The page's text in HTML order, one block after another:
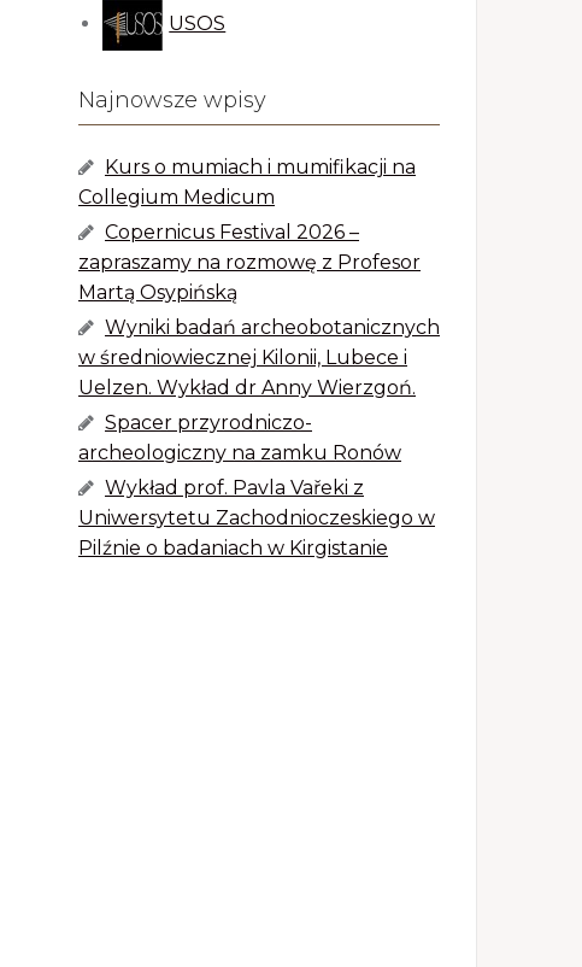
USOS
Najnowsze wpisy
Kurs o mumiach i mumifikacji na
Collegium Medicum
Copernicus Festival 2026 –
zapraszamy na rozmowę z Profesor
Martą Osypińską
Wyniki badań archeobotanicznych
w średniowiecznej Kilonii, Lubece i
Uelzen. Wykład dr Anny Wierzgoń.
Spacer przyrodniczo-
archeologiczny na zamku Ronów
Wykład prof. Pavla Vařeki z
Uniwersytetu Zachodnioczeskiego w
Pilźnie o badaniach w Kirgistanie